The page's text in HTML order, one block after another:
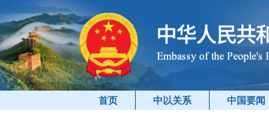
首页 中以关系 中国要闻